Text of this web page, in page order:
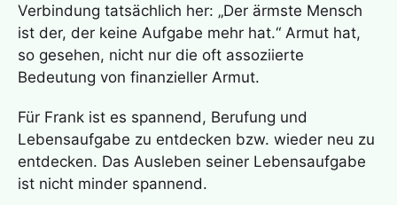
Verbindung tatsächlich her: „Der ärmste Mensch
ist der, der keine Aufgabe mehr hat.“ Armut hat,
so gesehen, nicht nur die oft assoziierte
Bedeutung von finanzieller Armut.
Für Frank ist es spannend, Berufung und
Lebensaufgabe zu entdecken bzw. wieder neu zu
entdecken. Das Ausleben seiner Lebensaufgabe
ist nicht minder spannend.